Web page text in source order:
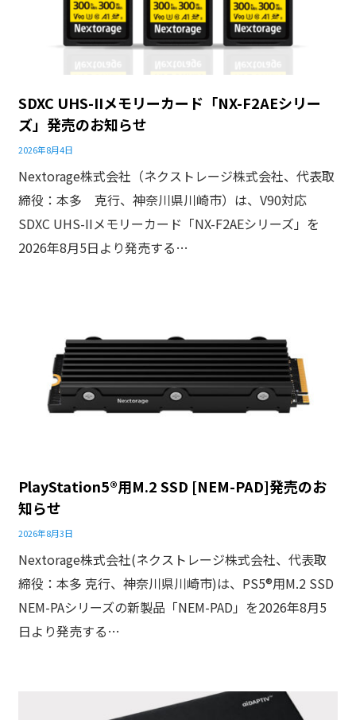
SDXC UHS-IIメモリーカード「NX-F2AEシリー
ズ」発売のお知らせ
2026年8月4日
Nextorage株式会社（ネクストレージ株式会社、代表取
締役：本多 克行、神奈川県川崎市）は、V90対応
SDXC UHS-IIメモリーカード「NX-F2AEシリーズ」を
2026年8月5日より発売する…
PlayStation5®用M.2 SSD [NEM-PAD]発売のお
知らせ
2026年8月3日
Nextorage株式会社(ネクストレージ株式会社、代表取
締役：本多 克行、神奈川県川崎市)は、PS5®用M.2 SSD
NEM-PAシリーズの新製品「NEM-PAD」を2026年8月5
日より発売する…